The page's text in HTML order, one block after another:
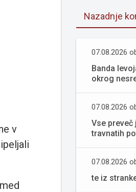
v
Nazadnje
07.08.2026
Banda
okrog
07.08.2026
Vse preveč
travnatih
07.08.2026
te iz